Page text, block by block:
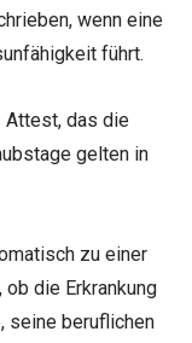
wenn eine
führt.
Attest, das die
gelten in
zu einer
die Erkrankung
seine beruflichen